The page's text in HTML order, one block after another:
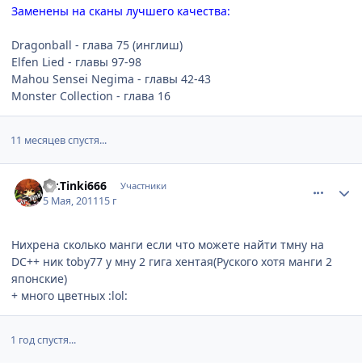
Заменены на сканы лучшего качества:
Dragonball - глава 75 (инглиш)
Elfen Lied - главы 97-98
Mahou Sensei Negima - главы 42-43
Monster Collection - глава 16
11 месяцев спустя...
Mr.Tinki666 Участники
5 Мая, 201115 г
Нихрена сколько манги если что можете найти тмну на
DC++ ник toby77 у мну 2 гига хентая(Руского хотя манги 2
японские)
+ много цветных :lol:
1 год спустя...